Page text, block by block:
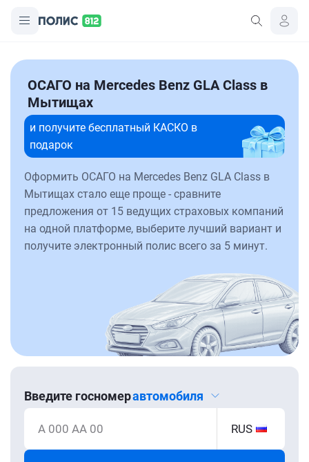
ОСАГО на Mercedes Benz GLA Class в
Мытищах
и получите бесплатный КАСКО в
подарок
Оформить ОСАГО на Mercedes Benz GLA Class в
Мытищах стало еще проще - сравните
предложения от 15 ведущих страховых компаний
на одной платформе, выберите лучший вариант и
получите электронный полис всего за 5 минут.
Введите госномеравтомобиля
А 000 АА 00 RUS